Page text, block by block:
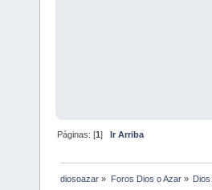
Páginas: [1] Ir Arriba
diosoazar » Foros Dios o Azar» Dios